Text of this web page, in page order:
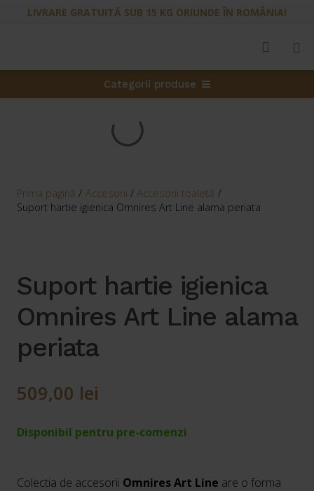
LIVRARE GRATUITĂ SUB 15 KG ORIUNDE ÎN ROMÂNIA!
Categorii produse
Prima pagină / Accesorii / Accesorii toaletă /
Suport hartie igienica Omnires Art Line alama periata
Suport hartie igienica
Omnires Art Line alama
periata
509,00 lei
Disponibil pentru pre-comenzi
Colectia de accesorii Omnires Art Line are o forma